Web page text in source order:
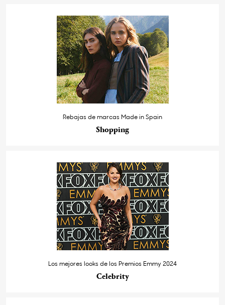
Rebajas de marcas Made in Spain
Shopping
Los mejores looks de los Premios Emmy 2024
Celebrity